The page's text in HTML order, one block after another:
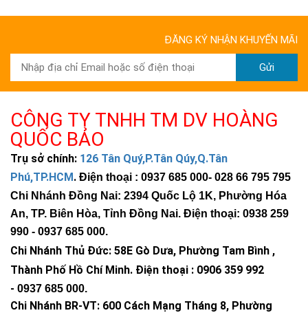
ĐĂNG KÝ NHẬN KHUYẾN MÃI
Gửi
CÔNG TY TNHH TM DV HOÀNG
QUỐC BẢO
Trụ sở chính: 126 Tân Quý,P.Tân Qúy,Q.Tân
Phú,TP.HCM. Điện thoại : 0937 685 000- 028 66 795 795
Chi Nhánh Đồng Nai: 2394 Quốc Lộ 1K, Phường Hóa
An, TP. Biên Hòa, Tỉnh Đồng Nai. Điện thoại: 0938 259
990 - 0937 685 000.
Chi Nhánh Thủ Đức: 58E Gò Dưa, Phường Tam Bình ,
Thành Phố Hồ Chí Minh. Điện thoại : 0906 359 992
- 0937 685 000.
Chi Nhánh BR-VT: 600 Cách Mạng Tháng 8, Phường